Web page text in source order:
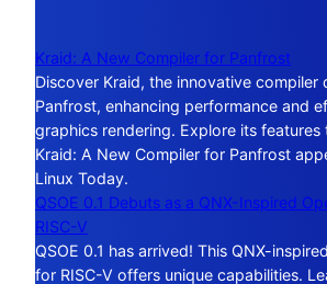
Kraid: A New Compiler for Panfrost
Discover Kraid, the innovative compiler
Panfrost, enhancing performance and
graphics rendering. Explore its
Kraid: A New Compiler for Panfrost
Linux Today.
QSOE 0.1 Debuts as a QNX-Inspired
RISC-V
QSOE 0.1 has arrived! This QNX-
for RISC-V offers unique capabilities.